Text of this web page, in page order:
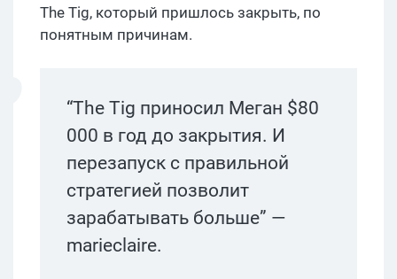
The Tig, который пришлось закрыть, по
понятным причинам.
“The Tig приносил Меган $80
000 в год до закрытия. И
перезапуск с правильной
стратегией позволит
зарабатывать больше” —
marieclaire.